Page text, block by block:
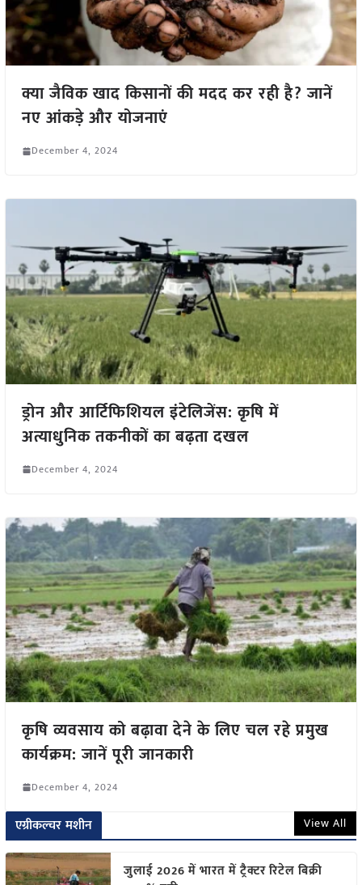
क्या जैविक खाद किसानों की मदद कर रही है? जानें
नए आंकड़े और योजनाएं
December 4, 2024
ड्रोन और आर्टिफिशियल इंटेलिजेंस: कृषि में
अत्याधुनिक तकनीकों का बढ़ता दखल
December 4, 2024
कृषि व्यवसाय को बढ़ावा देने के लिए चल रहे प्रमुख
कार्यक्रम: जानें पूरी जानकारी
December 4, 2024
एग्रीकल्चर मशीन View All
जुलाई 2026 में भारत में ट्रैक्टर रिटेल बिक्री